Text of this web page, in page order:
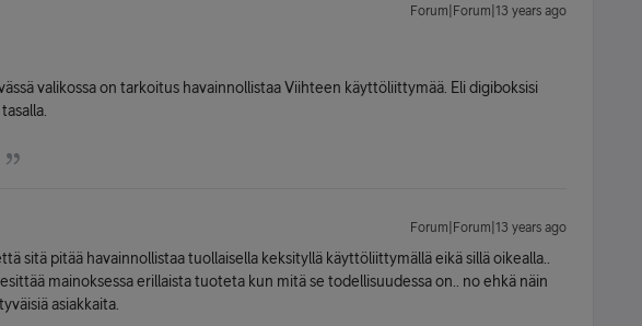
Forum|Forum|13 years ago
valikossa on tarkoitus havainnollistaa Viihteen käyttöliittymää. Eli digiboksisi
Forum|Forum|13 years ago
sitä pitää havainnollistaa tuollaisella keksityllä käyttöliittymällä eikä sillä oikealla..
mainoksessa erillaista tuoteta kun mitä se todellisuudessa on.. no ehkä näin
asiakkaita.